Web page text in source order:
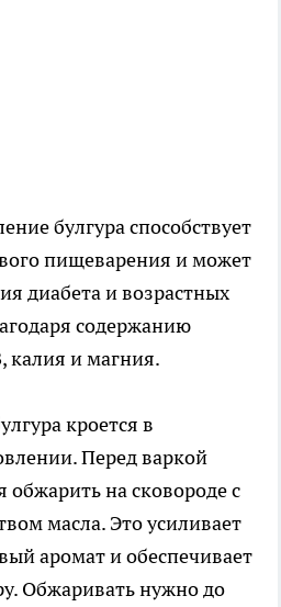
булгура способствует
пищеварения и может
диабета и возрастных
содержанию
калия и магния.
кроется в
Перед варкой
обжарить на сковороде с
масла. Это усиливает
аромат и обеспечивает
Обжаривать нужно до